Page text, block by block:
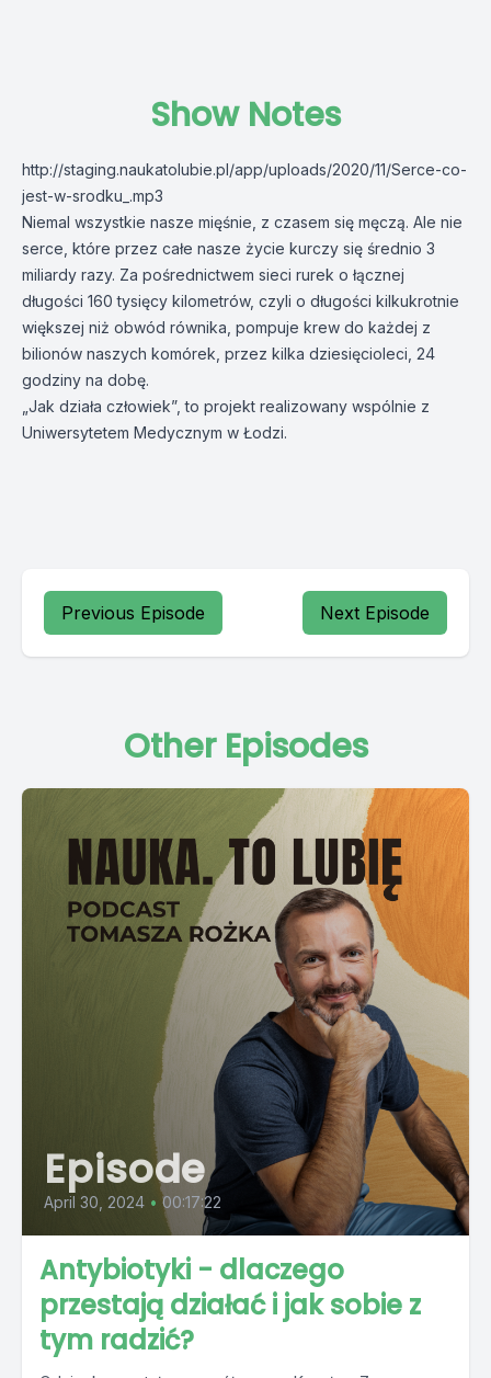
Show Notes
http://staging.naukatolubie.pl/app/uploads/2020/11/Serce-co-
jest-w-srodku_.mp3
Niemal wszystkie nasze mięśnie, z czasem się męczą. Ale nie
serce, które przez całe nasze życie kurczy się średnio 3
miliardy razy. Za pośrednictwem sieci rurek o łącznej
długości 160 tysięcy kilometrów, czyli o długości kilkukrotnie
większej niż obwód równika, pompuje krew do każdej z
bilionów naszych komórek, przez kilka dziesięcioleci, 24
godziny na dobę.
„Jak działa człowiek”, to projekt realizowany wspólnie z
Uniwersytetem Medycznym w Łodzi.
Previous Episode Next Episode
Other Episodes
Episode
April 30, 2024 • 00:17:22
Antybiotyki - dlaczego
przestają działać i jak sobie z
tym radzić?